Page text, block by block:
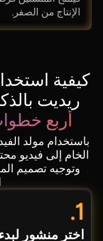
الإنتاج من الصفر.
كيفية
ريديت
أربع
باستخدام مولد
الخام إلى فيديو
وتوجيه تصميم
1.
اختر منشور